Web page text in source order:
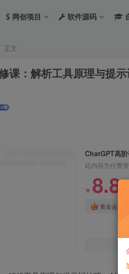
网创项目 软件源码
正文
课：解析工具原理与提
此内容为付费
￥ 8.8
黄金会员